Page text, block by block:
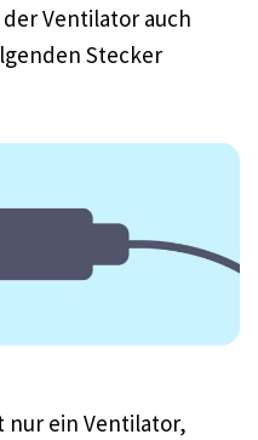
Ventilator auch
Stecker
nur ein Ventilator,